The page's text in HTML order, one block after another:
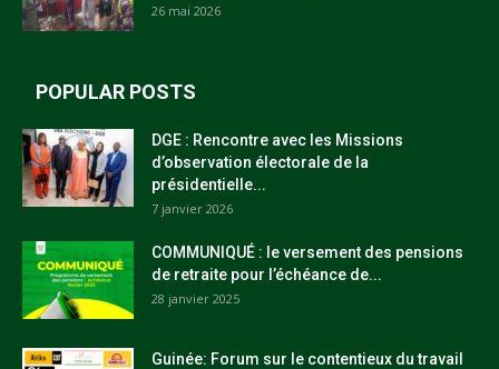
26 mai 2026
POPULAR POSTS
DGE : Rencontre avec les Missions
d’observation électorale de la
présidentielle...
7 janvier 2026
COMMUNIQUÉ : le versement des pensions
de retraite pour l’échéance de...
28 janvier 2025
Guinée: Forum sur le contentieux du travail